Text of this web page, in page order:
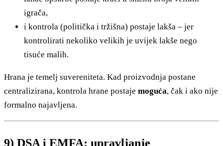
igrača,
i kontrola (politička i tržišna) postaje lakša – jer
kontrolirati nekoliko velikih je uvijek lakše nego
tisuće malih.
Hrana je temelj suvereniteta. Kad proizvodnja postane
centralizirana, kontrola hrane postaje moguća, čak i ako nije
formalno najavljena.
9) DSA i EMFA: upravljanje